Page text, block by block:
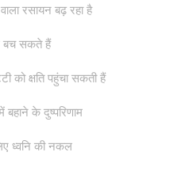
रसायन बढ़ रहा है
सकते हैं
को क्षति पहुंचा सकती हैं
बहाने के दुष्परिणाम
ध्वनि की नकल